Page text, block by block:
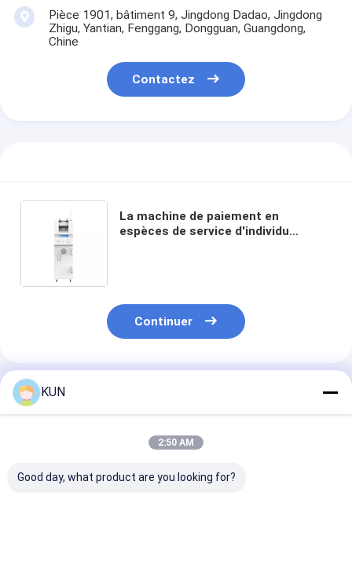
Pièce 1901, bâtiment 9, Jingdong Dadao, Jingdong
Zhigu, Yantian, Fenggang, Dongguan, Guangdong,
Chine
Contactez
La machine de paiement en
espèces de service d'individu
Continuer
Produits Recommandés
KUN
2:50 AM
Good day, what product are you looking for?